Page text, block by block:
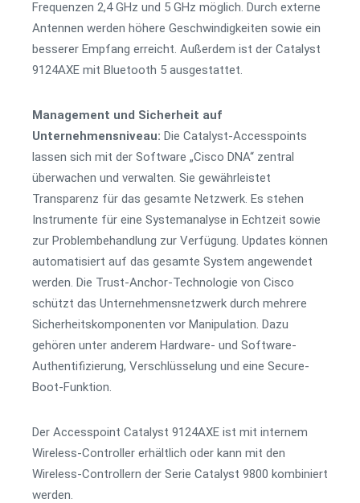
Frequenzen 2,4 GHz und 5 GHz möglich. Durch externe
Antennen werden höhere Geschwindigkeiten sowie ein
besserer Empfang erreicht. Außerdem ist der Catalyst
9124AXE mit Bluetooth 5 ausgestattet.
Management und Sicherheit auf
Unternehmensniveau: Die Catalyst-Accesspoints
lassen sich mit der Software „Cisco DNA“ zentral
überwachen und verwalten. Sie gewährleistet
Transparenz für das gesamte Netzwerk. Es stehen
Instrumente für eine Systemanalyse in Echtzeit sowie
zur Problembehandlung zur Verfügung. Updates können
automatisiert auf das gesamte System angewendet
werden. Die Trust-Anchor-Technologie von Cisco
schützt das Unternehmensnetzwerk durch mehrere
Sicherheitskomponenten vor Manipulation. Dazu
gehören unter anderem Hardware- und Software-
Authentifizierung, Verschlüsselung und eine Secure-
Boot-Funktion.
Der Accesspoint Catalyst 9124AXE ist mit internem
Wireless-Controller erhältlich oder kann mit den
Wireless-Controllern der Serie Catalyst 9800 kombiniert
werden.